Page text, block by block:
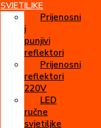
SVJETILJKE
Prijenosni
i
punjivi
reflektori
Prijenosni
reflektori
220V
LED
ručne
svjetiljke